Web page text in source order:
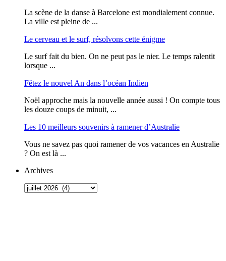
La scène de la danse à Barcelone est mondialement connue.
La ville est pleine de ...
Le cerveau et le surf, résolvons cette énigme
Le surf fait du bien. On ne peut pas le nier. Le temps ralentit
lorsque ...
Fêtez le nouvel An dans l’océan Indien
Noël approche mais la nouvelle année aussi ! On compte tous
les douze coups de minuit, ...
Les 10 meilleurs souvenirs à ramener d’Australie
Vous ne savez pas quoi ramener de vos vacances en Australie
? On est là ...
Archives